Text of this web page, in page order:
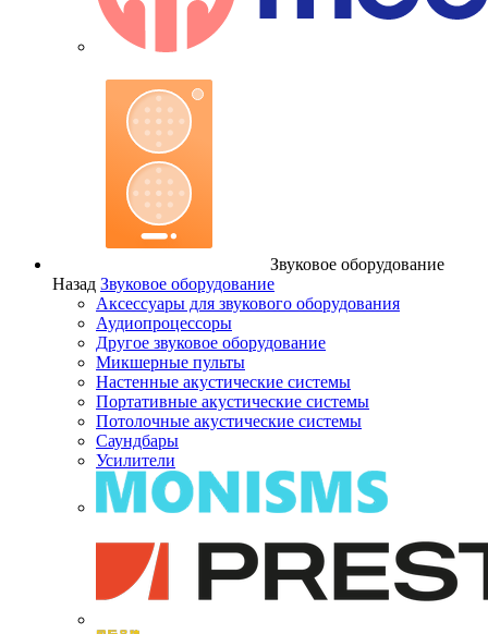
Звуковое оборудование
Назад Звуковое оборудование
Аксессуары для звукового оборудования
Аудиопроцессоры
Другое звуковое оборудование
Микшерные пульты
Настенные акустические системы
Портативные акустические системы
Потолочные акустические системы
Саундбары
Усилители